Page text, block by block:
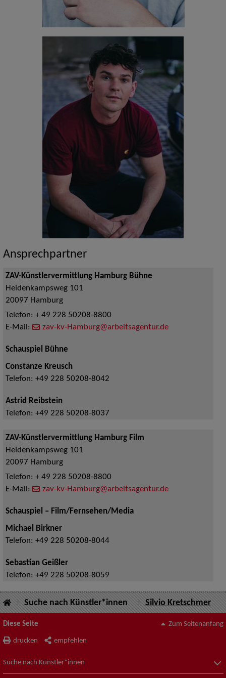
Ansprechpartner
ZAV-Künstlervermittlung Hamburg Bühne
Heidenkampsweg 101
20097 Hamburg
Telefon: + 49 228 50208-8800
E-Mail:
zav-kv-Hamburg@arbeitsagentur.de
Schauspiel Bühne
Constanze Kreusch
Telefon: +49 228 50208-8042
Astrid Reibstein
Telefon: +49 228 50208-8037
ZAV-Künstlervermittlung Hamburg Film
Heidenkampsweg 101
20097 Hamburg
Telefon: + 49 228 50208-8800
E-Mail:
zav-kv-Hamburg@arbeitsagentur.de
Schauspiel – Film/Fernsehen/Media
Michael Birkner
Telefon: +49 228 50208-8044
Sebastian Geißler
Telefon: +49 228 50208-8059
Suche nach Künstler*innen Silvio Kretschmer
Diese Seite
drucken empfehlen
Zum Seitenanfang
Suche nach Künstler*innen